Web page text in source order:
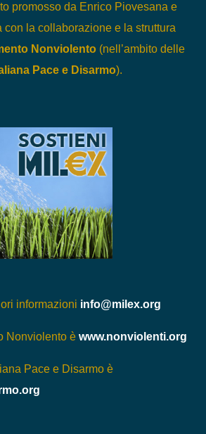
promosso da Enrico Piovesana e
con la collaborazione e la struttura
Nonviolento (nell’ambito delle
Pace e Disarmo).
informazioni info@milex.org
Nonviolento è www.nonviolenti.org
Pace e Disarmo è